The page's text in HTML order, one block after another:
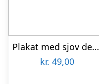
Plakat med sjov definition af bror
kr. 49,00